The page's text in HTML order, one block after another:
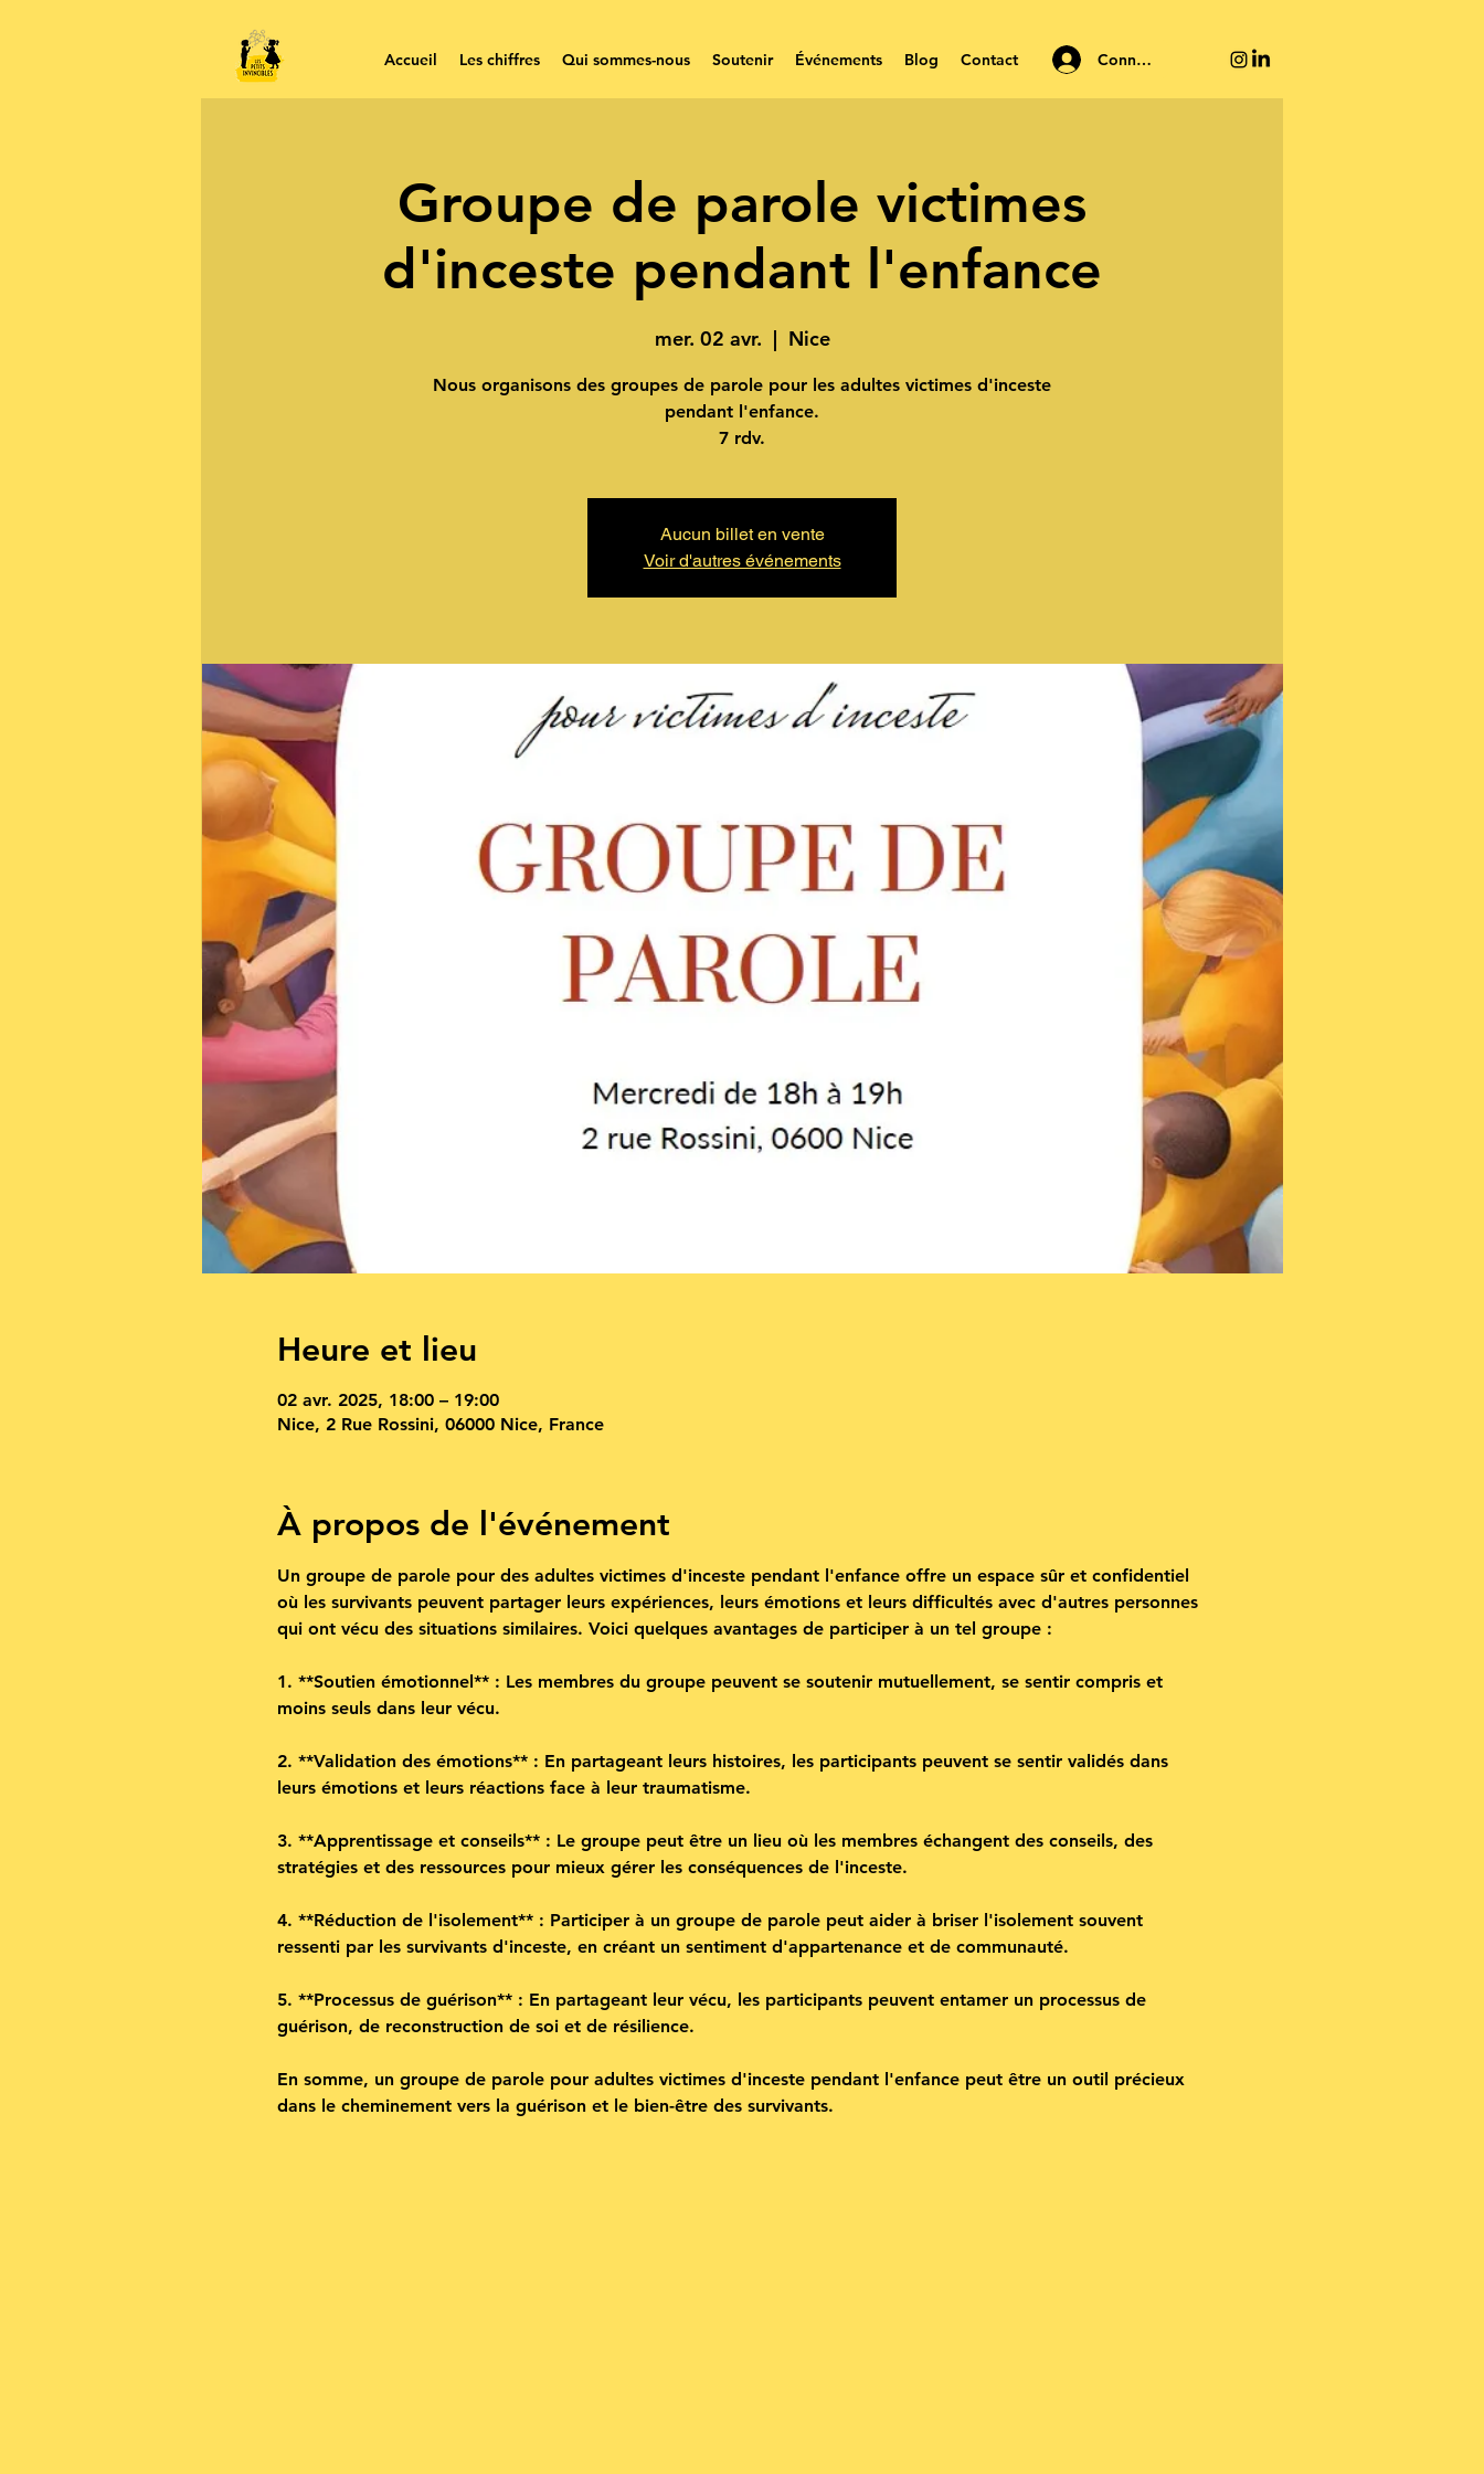
Accueil Les chiffres Qui sommes-nous Soutenir Événements Blog Contact Connexion
Groupe de parole victimes
d'inceste pendant l'enfance
mer. 02 avr.
  |
Nice
Nous organisons des groupes de parole pour les adultes victimes d'inceste
pendant l'enfance.
7 rdv.
Aucun billet en vente
Voir d'autres événements
Heure et lieu
02 avr. 2025, 18:00 – 19:00
Nice, 2 Rue Rossini, 06000 Nice, France
À propos de l'événement
Un groupe de parole pour des adultes victimes d'inceste pendant l'enfance offre un espace sûr et confidentiel
où les survivants peuvent partager leurs expériences, leurs émotions et leurs difficultés avec d'autres personnes
qui ont vécu des situations similaires. Voici quelques avantages de participer à un tel groupe :
1. **Soutien émotionnel** : Les membres du groupe peuvent se soutenir mutuellement, se sentir compris et
moins seuls dans leur vécu.
2. **Validation des émotions** : En partageant leurs histoires, les participants peuvent se sentir validés dans
leurs émotions et leurs réactions face à leur traumatisme.
3. **Apprentissage et conseils** : Le groupe peut être un lieu où les membres échangent des conseils, des
stratégies et des ressources pour mieux gérer les conséquences de l'inceste.
4. **Réduction de l'isolement** : Participer à un groupe de parole peut aider à briser l'isolement souvent
ressenti par les survivants d'inceste, en créant un sentiment d'appartenance et de communauté.
5. **Processus de guérison** : En partageant leur vécu, les participants peuvent entamer un processus de
guérison, de reconstruction de soi et de résilience.
En somme, un groupe de parole pour adultes victimes d'inceste pendant l'enfance peut être un outil précieux
dans le cheminement vers la guérison et le bien-être des survivants.